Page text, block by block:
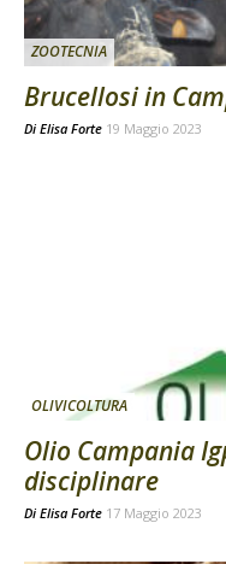
ZOOTECNIA
Brucellosi in
Di Elisa Forte 19 Maggio 2023
OLIVICOLTURA
Olio Campania
disciplinare
Di Elisa Forte 17 Maggio 2023